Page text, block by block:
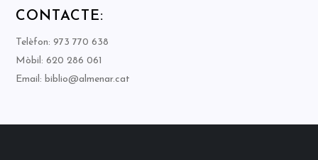
CONTACTE:
Telèfon: 973 770 638
Mòbil: 620 286 061
Email: biblio@almenar.cat